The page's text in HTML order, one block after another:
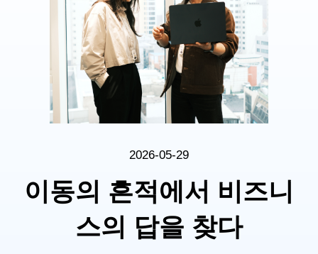
2026-05-29
이동의 흔적에서 비즈니
스의 답을 찾다